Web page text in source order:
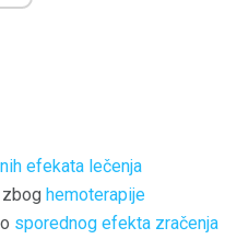
efekata lečenja
hemoterapije
sporednog efekta zračenja